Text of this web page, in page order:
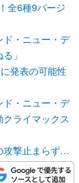
全6種9バージ
ド・ニュー・デ
」
発表の可能性
ド・ニュー・デ
ライマックス
攻撃止まらず…